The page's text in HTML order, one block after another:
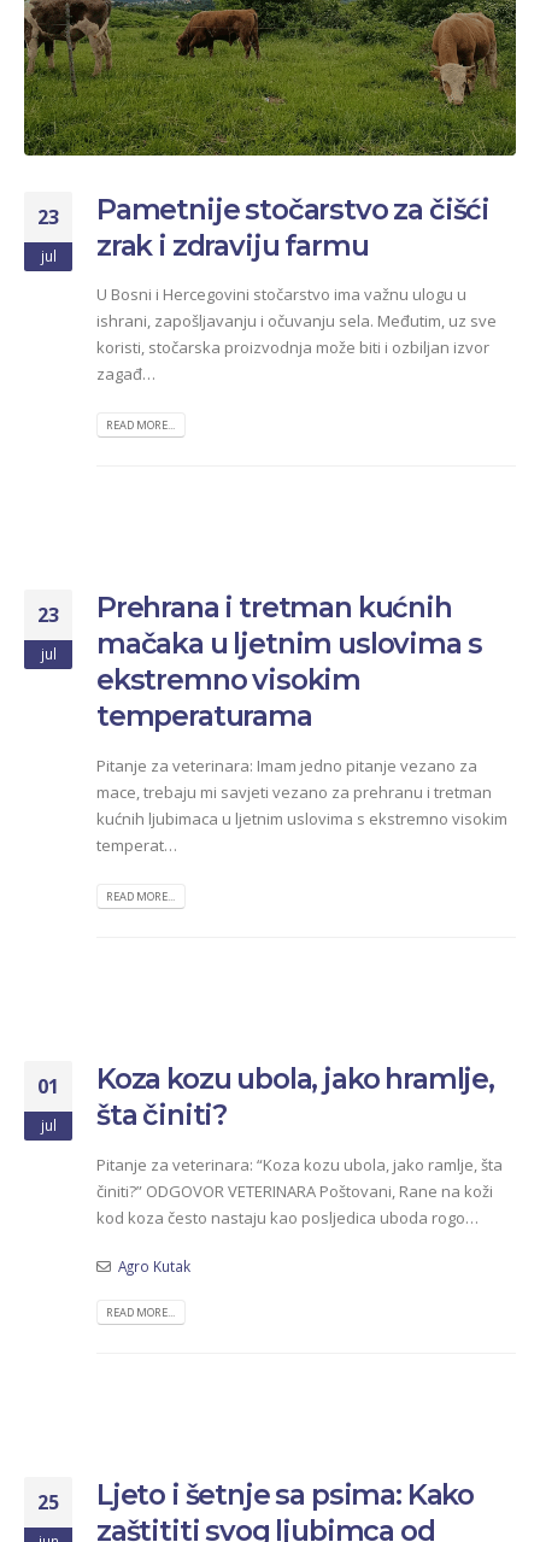
23
jul
Pametnije stočarstvo za čišći
zrak i zdraviju farmu
U Bosni i Hercegovini stočarstvo ima važnu ulogu u
ishrani, zapošljavanju i očuvanju sela. Međutim, uz sve
koristi, stočarska proizvodnja može biti i ozbiljan izvor
zagađ…
READ MORE...
23
jul
Prehrana i tretman kućnih
mačaka u ljetnim uslovima s
ekstremno visokim
temperaturama
Pitanje za veterinara: Imam jedno pitanje vezano za
mace, trebaju mi savjeti vezano za prehranu i tretman
kućnih ljubimaca u ljetnim uslovima s ekstremno visokim
temperat…
READ MORE...
01
jul
Koza kozu ubola, jako hramlje,
šta činiti?
Pitanje za veterinara: “Koza kozu ubola, jako ramlje, šta
činiti?” ODGOVOR VETERINARA Poštovani, Rane na koži
kod koza često nastaju kao posljedica uboda rogo…
Agro Kutak
READ MORE...
25
Ljeto i šetnje sa psima: Kako
zaštititi svog ljubimca od